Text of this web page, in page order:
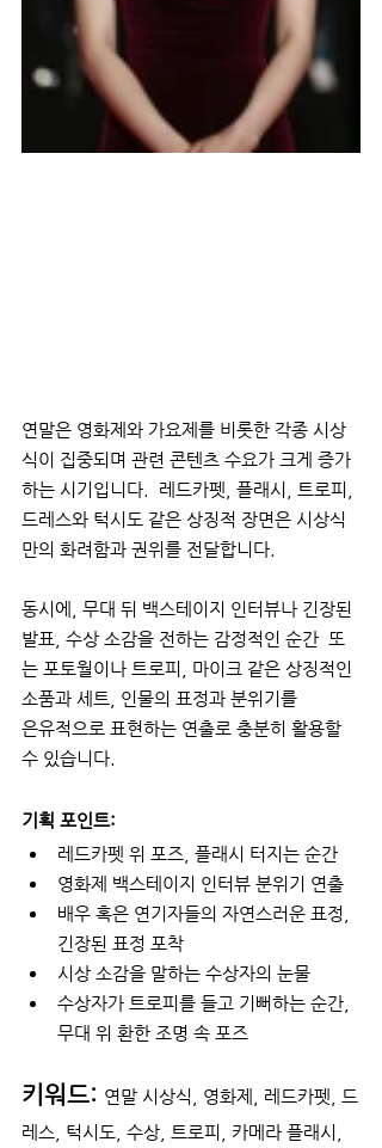
연말은 영화제와 가요제를 비롯한 각종 시상
식이 집중되며 관련 콘텐츠 수요가 크게 증가
하는 시기입니다.  레드카펫, 플래시, 트로피,
드레스와 턱시도 같은 상징적 장면은 시상식
만의 화려함과 권위를 전달합니다.
동시에, 무대 뒤 백스테이지 인터뷰나 긴장된
발표, 수상 소감을 전하는 감정적인 순간  또
는 포토월이나 트로피, 마이크 같은 상징적인
소품과 세트, 인물의 표정과 분위기를
은유적으로 표현하는 연출로 충분히 활용할
수 있습니다.
기획 포인트:
레드카펫 위 포즈, 플래시 터지는 순간
영화제 백스테이지 인터뷰 분위기 연출
배우 혹은 연기자들의 자연스러운 표정,
긴장된 표정 포착
시상 소감을 말하는 수상자의 눈물
수상자가 트로피를 들고 기뻐하는 순간,
무대 위 환한 조명 속 포즈
키워드: 연말 시상식, 영화제, 레드카펫, 드
레스, 턱시도, 수상, 트로피, 카메라 플래시,